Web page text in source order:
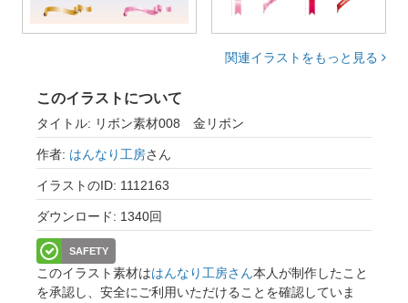
関連イラストをもっと見る
このイラストについて
タイトル: リボン素材008 金リボン
作者: はんなり工房さん
イラストのID: 1112163
ダウンロード: 1340回
SAFETY
このイラスト素材ははんなり工房さん本人が制作したこと
を承認し、安全にご利用いただけることを確認していま